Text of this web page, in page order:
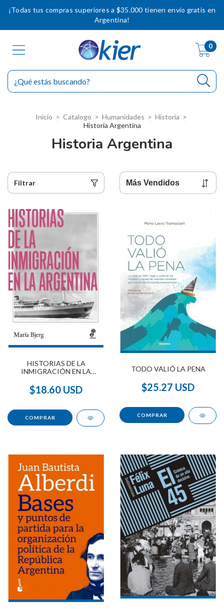
¡Todas tus compras superiores a $35.000 tienen envío gratis en
Argentina!
0
Inicio > Catalogo > Humanidades > Historia >
Historia Argentina
Historia Argentina
Filtrar
HISTORIAS DE LA
INMIGRACIÓN EN LA
$18.60 USD
TODO VALIÓ LA PENA
$25.27 USD